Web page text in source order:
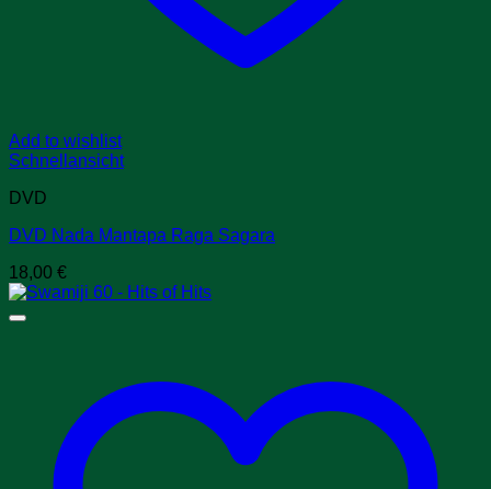
Add to wishlist
Schnellansicht
DVD
DVD Nada Mantapa Raga Sagara
18,00 €